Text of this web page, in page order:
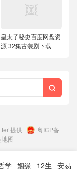
皇太子秘史百度网盘资
源 32集古装剧下载

提供
粤ICP备
图
学 姻缘 12生 安易